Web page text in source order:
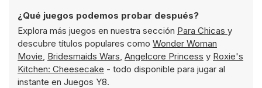
¿Qué juegos podemos probar después?
Explora más juegos en nuestra sección Para Chicas y
descubre títulos populares como Wonder Woman
Movie, Bridesmaids Wars, Angelcore Princess y Roxie's
Kitchen: Cheesecake - todo disponible para jugar al
instante en Juegos Y8.